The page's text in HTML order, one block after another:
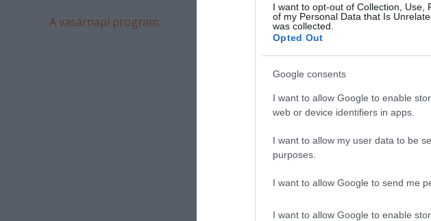
I want to opt-out of Collection, Use,
of my Personal Data that Is
was collected.
Opted Out
Google consents
I want to allow Google to enable
web or device identifiers in apps.
I want to allow my user data to be
purposes.
I want to allow Google to send me
I want to allow Google to enable
A vasárnapi program: